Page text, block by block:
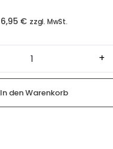
6,95 € zzgl. MwSt.
Halber
Sesamring
mit
Tomate
und
Mozzarella
(2
Stück)
+
In den Warenkorb